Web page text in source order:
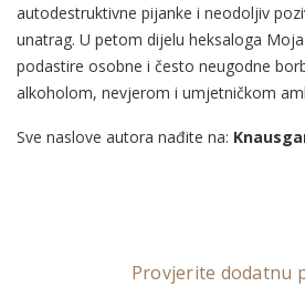
autodestruktivne pijanke i neodoljiv
unatrag. U petom dijelu heksaloga
podastire osobne i često neugodne
alkoholom, nevjerom i umjetničkom
Sve naslove autora nađite na:
Provjerite dodatnu